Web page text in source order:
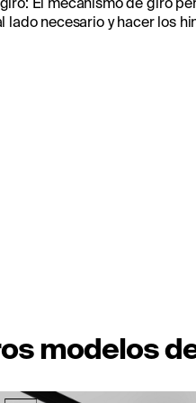
lado necesario y hacer los
modelos